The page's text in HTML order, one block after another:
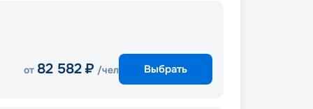
от 82 582 ₽ /чел Выбрать